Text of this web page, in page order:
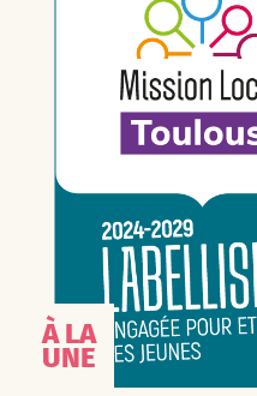
À LA
UNE